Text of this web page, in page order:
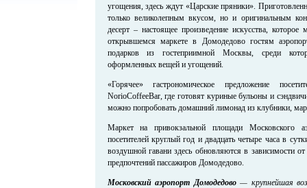
угощения, здесь ждут «Царские пряники».
только великолепным вкусом, но и оригинальным
десерт – настоящее произведение искусства,
открывшемся маркете в Домодедово гостям
подарков из гостеприимной Москвы, среди
оформленных вещей и угощений.
«Горячее» гастрономическое предложение
NorioCoffeeBar, где готовят куриные бульоны и
можно попробовать домашний лимонад из клубники,
Маркет на привокзальной площади Московского
посетителей круглый год и двадцать четыре часа в
воздушной гавани здесь обновляются в зависимости
предпочтений пассажиров Домодедово.
Московский аэропорт Домодедово— крупнейшая